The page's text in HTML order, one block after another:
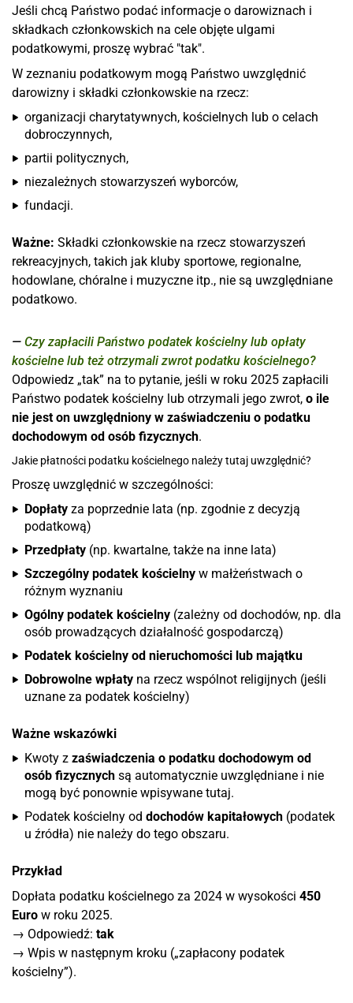
Jeśli chcą Państwo podać informacje o darowiznach i
składkach członkowskich na cele objęte ulgami
podatkowymi, proszę wybrać "tak".
W zeznaniu podatkowym mogą Państwo uwzględnić
darowizny i składki członkowskie na rzecz:
organizacji charytatywnych, kościelnych lub o celach
dobroczynnych,
partii politycznych,
niezależnych stowarzyszeń wyborców,
fundacji.
Ważne: Składki członkowskie na rzecz stowarzyszeń
rekreacyjnych, takich jak kluby sportowe, regionalne,
hodowlane, chóralne i muzyczne itp., nie są uwzględniane
podatkowo.
Czy zapłacili Państwo podatek kościelny lub opłaty
kościelne lub też otrzymali zwrot podatku kościelnego?
Odpowiedz „tak” na to pytanie, jeśli w roku 2025 zapłacili
Państwo podatek kościelny lub otrzymali jego zwrot, o ile
nie jest on uwzględniony w zaświadczeniu o podatku
dochodowym od osób fizycznych.
Jakie płatności podatku kościelnego należy tutaj uwzględnić?
Proszę uwzględnić w szczególności:
Dopłaty za poprzednie lata (np. zgodnie z decyzją
podatkową)
Przedpłaty (np. kwartalne, także na inne lata)
Szczególny podatek kościelny w małżeństwach o
różnym wyznaniu
Ogólny podatek kościelny (zależny od dochodów, np. dla
osób prowadzących działalność gospodarczą)
Podatek kościelny od nieruchomości lub majątku
Dobrowolne wpłaty na rzecz wspólnot religijnych (jeśli
uznane za podatek kościelny)
Ważne wskazówki
Kwoty z zaświadczenia o podatku dochodowym od
osób fizycznych są automatycznie uwzględniane i nie
mogą być ponownie wpisywane tutaj.
Podatek kościelny od dochodów kapitałowych (podatek
u źródła) nie należy do tego obszaru.
Przykład
Dopłata podatku kościelnego za 2024 w wysokości 450
Euro w roku 2025.
→ Odpowiedź: tak
→ Wpis w następnym kroku („zapłacony podatek
kościelny”).